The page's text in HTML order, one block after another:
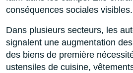
conséquences sociales visibles.
Dans plusieurs secteurs, les
signalent une augmentation
des biens de première
ustensiles de cuisine,